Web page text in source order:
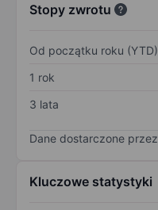
Stopy zwrotu
Od początku roku (YTD)
1 rok
3 lata
Dane dostarczone przez
Kluczowe statystyki